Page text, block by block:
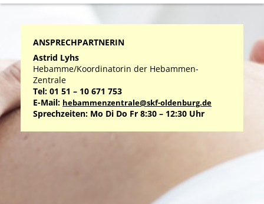
ANSPRECHPARTNERIN
Astrid Lyhs
Hebamme/Koordinatorin der Hebammen-
Zentrale
Tel: 01 51 – 10 671 753
E-Mail: hebammenzentrale@skf-oldenburg.de
Sprechzeiten: Mo Di Do Fr 8:30 – 12:30 Uhr